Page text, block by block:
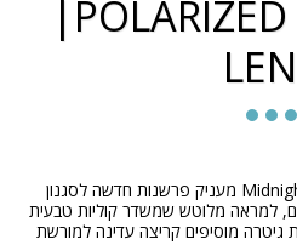
אייקון עם נוכחות. דגם Midnight Rambler מעניק פרשנות חדשה לסגנון
למראה מלוטש שמשדר קוליות טבעית
מוסיפים קריצה עדינה למורשת